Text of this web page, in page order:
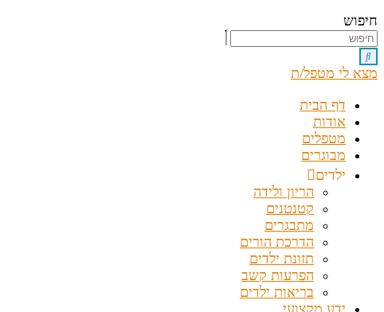
חיפוש
מצא לי מטפל/ת
דף הבית
אודות
מטפלים
מבוגרים
ילדים
הריון ולידה
קטנטנים
מתבגרים
הדרכת הורים
תזונת ילדים
הפרעות קשב
בריאות ילדים
ידע מקצועי